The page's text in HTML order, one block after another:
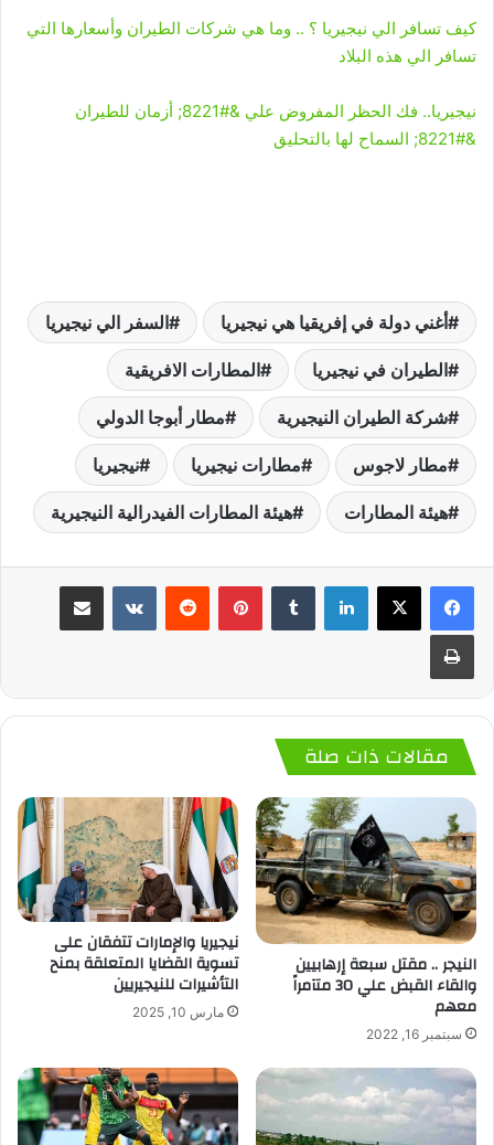
كيف تسافر الي نيجيريا ؟ .. وما هي شركات الطيران وأسعارها التي
تسافر الي هذه البلاد
نيجيريا.. فك الحظر المفروض علي &#8221; أزمان للطيران
&#8221; السماح لها بالتحليق
أغني دولة في إفريقيا هي نيجيريا السفر الي نيجيريا
الطيران في نيجيريا المطارات الافريقية
شركة الطيران النيجيرية مطار أبوجا الدولي
مطار لاجوس مطارات نيجيريا نيجيريا
هيئة المطارات هيئة المطارات الفيدرالية النيجيرية
لينكدإن بينتيريست
مقالات ذات صلة
النيجر .. مقتل سبعة إرهابيين
والقاء القبض علي 30 متآمراً
معهم
سبتمبر 16, 2022
نيجيريا والإمارات تتفقان على
تسوية القضايا المتعلقة بمنح
التأشيرات للنيجيريين
مارس 10, 2025